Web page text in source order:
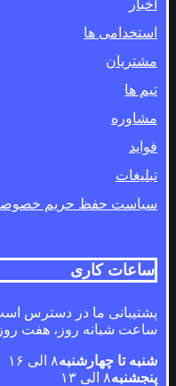
اخبار
استخدامی ها
مشتریان
تیم ها
مشاوره
فواید
تبلیغات
سیاست حفظ حریم
ساعات کاری
ساعت شبانه روز، هفت
شنبه تا چهارشنبه۸ الی ۱۶
پنجشنبه۸ الی ۱۳